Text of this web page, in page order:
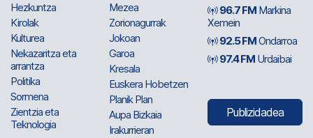
Hezkuntza
Kirolak
Kulturea
Nekazaritza eta
arrantza
Politika
Sormena
Zientzia eta
Teknologia
Mezea
Zorionagurrak
Jokoan
Garoa
Kresala
Euskera Hobetzen
Planik Plan
Aupa Bizkaia
Irakurrieran
96.7 FM Markina
Xemein
92.5 FMOndarroa
97.4 FM Urdaibai
Publizidadea